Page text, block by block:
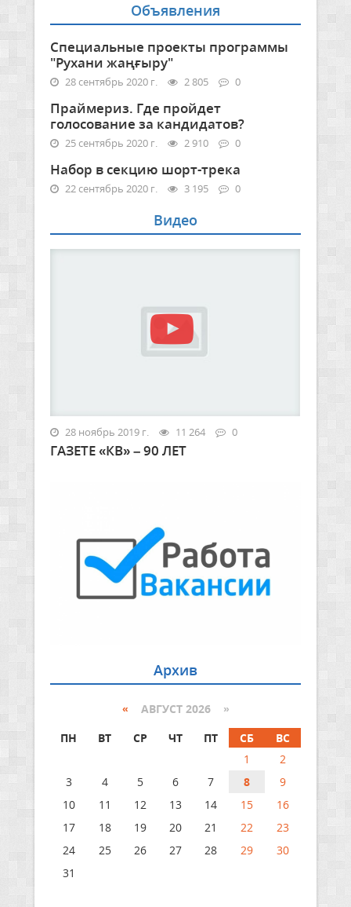
Объявления
Специальные проекты программы
"Рухани жаңғыру"
28 сентябрь 2020 г. 2 805 0
Праймериз. Где пройдет
голосование за кандидатов?
25 сентябрь 2020 г. 2 910 0
Набор в секцию шорт-трека
22 сентябрь 2020 г. 3 195 0
Видео
28 ноябрь 2019 г. 11 264 0
ГАЗЕТЕ «КВ» – 90 ЛЕТ
Архив
« АВГУСТ 2026 »
ПН
ВТ СР ЧТ ПТ СБ
ВС
1
2
3
4 5 6 7 8
9
10
11 12 13 14 15
16
17
18 19 20 21 22
23
24
25 26 27 28 29
30
31